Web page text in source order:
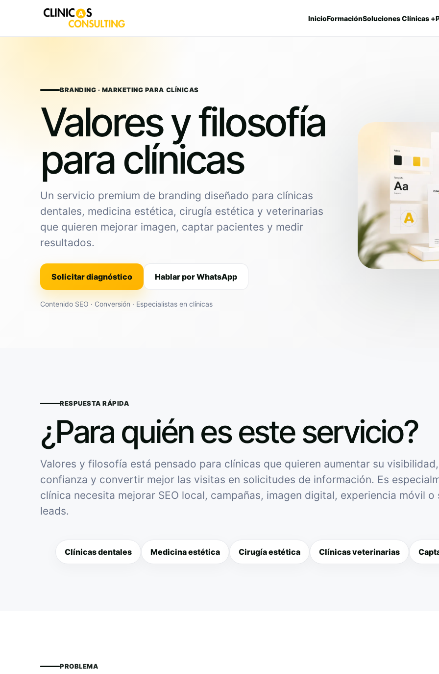
InicioFormaciónSoluciones Clínicas +
BRANDING · MARKETING PARA CLÍNICAS
Valores y filosofía
para clínicas
Un servicio premium de branding diseñado para clínicas
dentales, medicina estética, cirugía estética y veterinarias
que quieren mejorar imagen, captar pacientes y medir
resultados.
Solicitar diagnóstico Hablar por WhatsApp
Contenido SEO · Conversión · Especialistas en clínicas
RESPUESTA RÁPIDA
¿Para quién es este servicio?
Valores y filosofía está pensado para clínicas que quieren aumentar su
confianza y convertir mejor las visitas en solicitudes de información. Es
clínica necesita mejorar SEO local, campañas, imagen digital, experiencia móvil o
leads.
Clínicas dentales Medicina estética Cirugía estética Clínicas veterinarias
PROBLEMA